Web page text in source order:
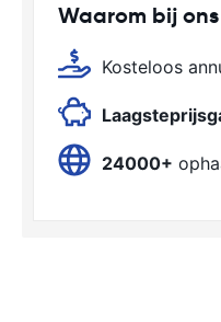
Waarom bij
Kosteloos
24000+